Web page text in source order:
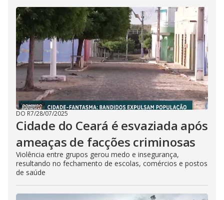
DO R7/28/07/2025
Cidade do Ceará é esvaziada após
ameaças de facções criminosas
Violência entre grupos gerou medo e insegurança,
resultando no fechamento de escolas, comércios e postos
de saúde